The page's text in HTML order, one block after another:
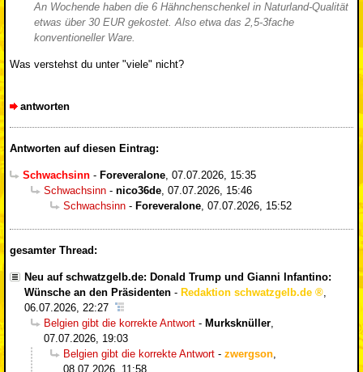
An Wochende haben die 6 Hähnchenschenkel in Naturland-Qualität
etwas über 30 EUR gekostet. Also etwa das 2,5-3fache
konventioneller Ware.
Was verstehst du unter "viele" nicht?
antworten
Antworten auf diesen Eintrag:
Schwachsinn - Foreveralone 07.07.2026, 15:35
Schwachsinn - nico36de 07.07.2026, 15:46
Schwachsinn - Foreveralone 07.07.2026, 15:52
gesamter Thread:
Neu auf schwatzgelb.de: Donald Trump und Gianni Infantino:
Wünsche an den Präsidenten - Redaktion schwatzgelb.de
,
06.07.2026, 22:27
Belgien gibt die korrekte Antwort - Murksknüller,
07.07.2026, 19:03
Belgien gibt die korrekte Antwort - zwergson,
08.07.2026, 11:58